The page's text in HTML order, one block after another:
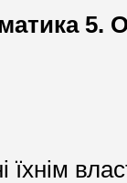
5.
їхнім